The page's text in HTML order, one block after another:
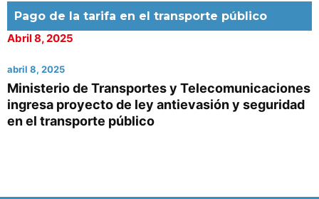
Pago de la tarifa en el transporte público
Abril 8, 2025
abril 8, 2025
Ministerio de Transportes y Telecomunicaciones
ingresa proyecto de ley antievasión y seguridad
en el transporte público